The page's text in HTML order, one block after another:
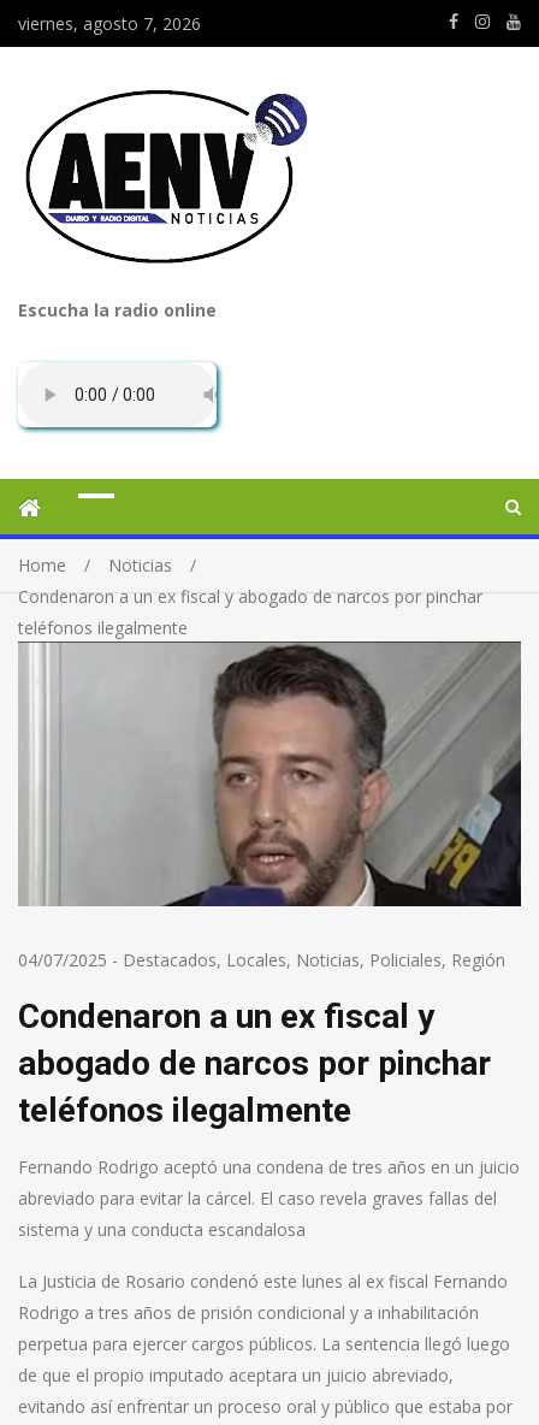
viernes, agosto 7, 2026
Escucha la radio online
Home
Noticias
Condenaron a un ex fiscal y abogado de narcos por pinchar
teléfonos ilegalmente
04/07/2025 - Destacados, Locales, Noticias, Policiales, Región
Condenaron a un ex fiscal y
abogado de narcos por pinchar
teléfonos ilegalmente
Fernando Rodrigo aceptó una condena de tres años en un juicio
abreviado para evitar la cárcel. El caso revela graves fallas del
sistema y una conducta escandalosa
La Justicia de Rosario condenó este lunes al ex fiscal Fernando
Rodrigo a tres años de prisión condicional y a inhabilitación
perpetua para ejercer cargos públicos. La sentencia llegó luego
de que el propio imputado aceptara un juicio abreviado,
evitando así enfrentar un proceso oral y público que estaba por